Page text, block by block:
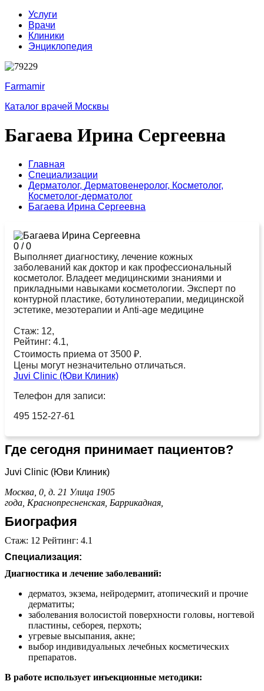
Услуги
Врачи
Клиники
Энциклопедия
Farmamir
Каталог врачей Москвы
Багаева Ирина Сергеевна
Главная
Специализации
Дерматолог, Дерматовенеролог, Косметолог,
Косметолог-дерматолог
Багаева Ирина Сергеевна
0 /0
Выполняет диагностику, лечение кожных
заболеваний как доктор и как профессиональный
косметолог. Владеет медицинскими знаниями и
прикладными навыками косметологии. Эксперт по
контурной пластике, ботулинотерапии, медицинской
эстетике, мезотерапии и Anti-age медицине
Стаж: 12,
Рейтинг: 4.1,
Стоимость приема от 3500 ₽.
Цены могут незначительно отличаться.
Juvi Clinic (Юви Клиник)
Телефон для записи:
495 152-27-61
Где сегодня принимает пациентов?
Juvi Clinic (Юви Клиник)
Москва, 0, д. 21 Улица 1905
года, Краснопресненская, Баррикадная,
Биография
Стаж: 12 Рейтинг: 4.1
Специализация:
Диагностика и лечение заболеваний:
дерматоз, экзема, нейродермит, атопический и прочие
дерматиты;
заболевания волосистой поверхности головы, ногтевой
пластины, себорея, перхоть;
угревые высыпания, акне;
выбор индивидуальных лечебных косметических
препаратов.
В работе использует инъекционные методики: